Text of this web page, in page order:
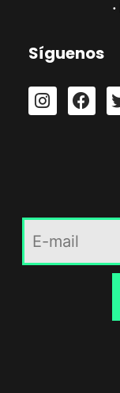
•
Síguenos